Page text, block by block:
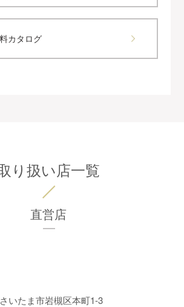
カタログ
り扱い店一覧
直営店
いたま市岩槻区本町1-3